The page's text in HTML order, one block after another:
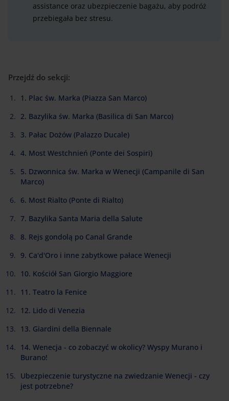
assistance oraz ubezpieczenie bagażu, aby podróż
przebiegała bez stresu.
Przejdź do sekcji:
1. Plac św. Marka (Piazza San Marco)
2. Bazylika św. Marka (Basilica di San Marco)
3. Pałac Dożów (Palazzo Ducale)
4. Most Westchnień (Ponte dei Sospiri)
5. Dzwonnica św. Marka w Wenecji (Campanile di San
Marco)
6. Most Rialto (Ponte di Rialto)
7. Bazylika Santa Maria della Salute
8. Rejs gondolą po Canal Grande
9. Ca'd'Oro i inne zabytkowe pałace Wenecji
10. Kościół San Giorgio Maggiore
11. Teatro la Fenice
12. Lido di Venezia
13. Giardini della Biennale
14. Wenecja - co zobaczyć w okolicy? Wyspy Murano i
Burano!
Ubezpieczenie turystyczne na zwiedzanie Wenecji - czy
jest potrzebne?